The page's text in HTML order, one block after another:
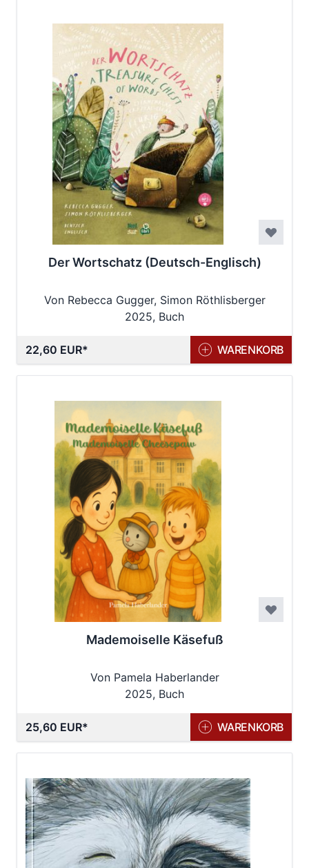
Der Wortschatz (Deutsch-Englisch)
Von Rebecca Gugger, Simon Röthlisberger
2025, Buch
22,60 EUR WARENKORB
Mademoiselle Käsefuß
Von Pamela Haberlander
2025, Buch
25,60 EUR WARENKORB